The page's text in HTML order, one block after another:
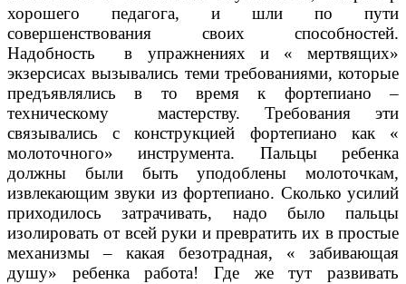
хорошего педагога, и шли по пути
совершенствования своих способностей.
Надобность в упражнениях и « мертвящих»
экзерсисах вызывались теми требованиями, которые
предъявлялись в то время к фортепиано –
техническому мастерству. Требования эти
связывались с конструкцией фортепиано как «
молоточного» инструмента. Пальцы ребенка
должны были быть уподоблены молоточкам,
извлекающим звуки из фортепиано. Сколько усилий
приходилось затрачивать, надо было пальцы
изолировать от всей руки и превратить их в простые
механизмы – какая безотрадная, « забивающая
душу» ребенка работа! Где же тут развивать